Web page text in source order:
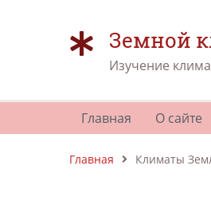
Земной
Изучение
Главная О сайте
Главная Климаты